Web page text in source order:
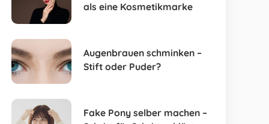
als eine Kosmetikmarke
Augenbrauen schminken –
Stift oder Puder?
Fake Pony selber machen –